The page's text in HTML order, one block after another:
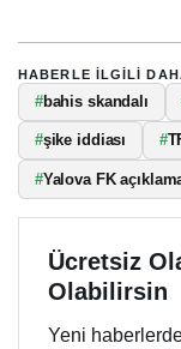
HABERLE ILGILI
#bahis skandalı
#şike iddiası #
#Yalova FK
Ücretsiz
Olabilirsin
Yeni